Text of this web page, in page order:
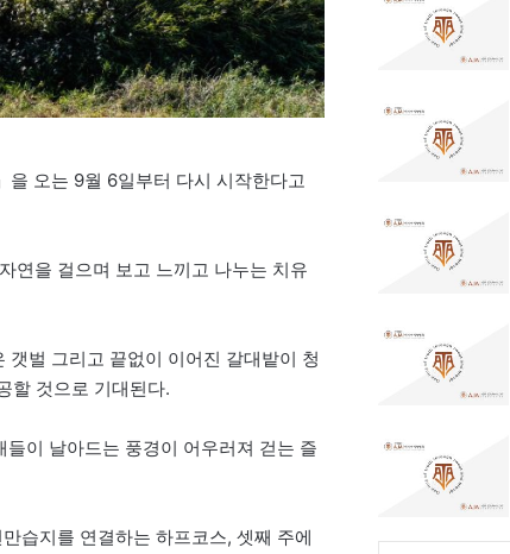
을 오는 9월 6일부터 다시 시작한다고
연을 걸으며 보고 느끼고 나누는 치유
벌 그리고 끝없이 이어진 갈대밭이 청
할 것으로 기대된다.
이 날아드는 풍경이 어우러져 걷는 즐
습지를 연결하는 하프코스, 셋째 주에